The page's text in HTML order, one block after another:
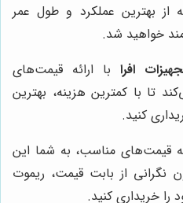
از بهترین عملکرد و طول عمر
افرا با ارائه قیمت‌های
تا با کمترین هزینه، بهترین
قیمت‌های مناسب، به شما این
نگرانی از بابت قیمت، ریموت